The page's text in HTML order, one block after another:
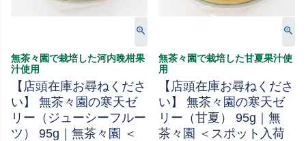
無茶々園で栽培した河内晩柑果
汁使用
【店頭在庫お尋ねくださ
い】 無茶々園の寒天ゼ
リー（ジューシーフルー
ツ） 95g｜無茶々園 ＜
無茶々園で栽培した甘夏果汁使
用
【店頭在庫お尋ねくださ
い】 無茶々園の寒天ゼ
リー（甘夏） 95g｜無
茶々園 ＜スポット入荷